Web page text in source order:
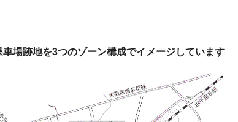
場跡地を3つのゾーン構成でイメージしています